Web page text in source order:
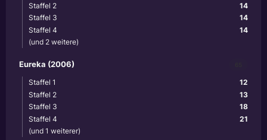
14
Staffel 2
14
Staffel 3
14
Staffel 4
(und 2 weitere)
Eureka (2006)
12
Staffel 1
13
Staffel 2
18
Staffel 3
21
Staffel 4
(und 1 weiterer)